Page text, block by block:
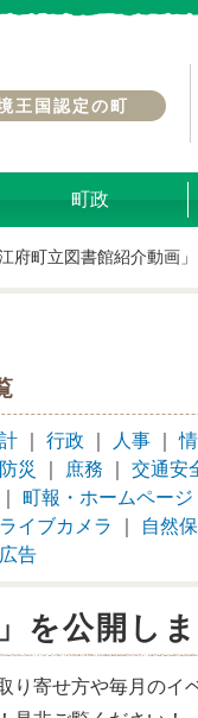
王国認定の町
町政
江府町立図書館紹介動画
行政 人事 ｜
災 庶務 交通安
町報・ホームページ
イブカメラ 自然
告
を公開し
り寄せ方や毎月のイ